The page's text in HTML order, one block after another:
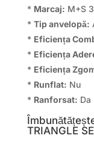
* Marcaj: M+S
* Tip anvelopă:
* Eficiența
* Eficiența
* Eficiența
* Runflat: Nu
* Ranforsat: Da
TRIANGLE